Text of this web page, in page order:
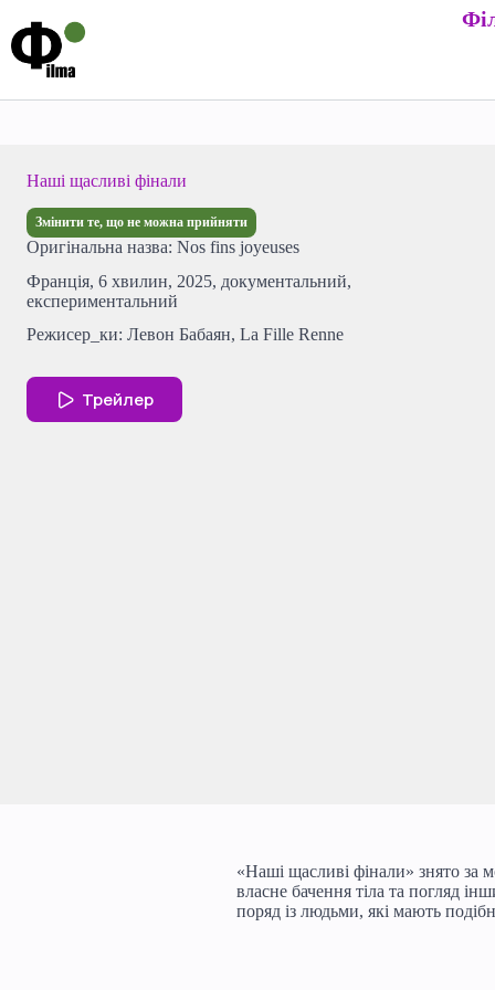
вмісту
Наші щасливі фінали
Змінити те, що не можна прийняти
Оригінальна назва: Nos fins joyeuses
Франція, 6 хвилин, 2025, документальний,
експериментальний
Режисер_ки: Левон Бабаян, La Fille Renne
Трейлер
«Наші щасливі фінали» знято за
власне бачення тіла та погляд
поряд із людьми, які мають